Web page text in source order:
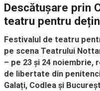
Descătușare prin
teatru pentru
Festivalul de teatru
pe scena Teatrului
– pe 23 și 24
de libertate din
Galați, Codlea și